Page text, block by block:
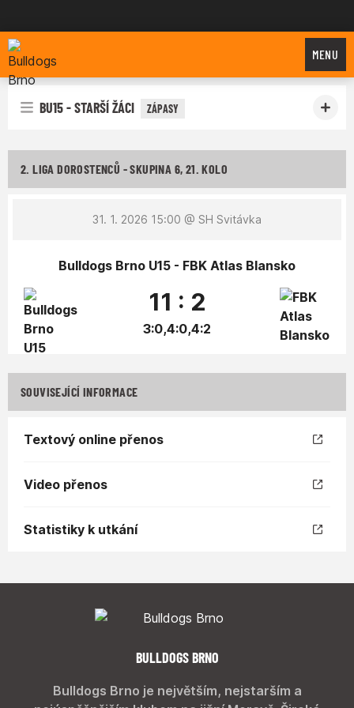
Bulldogs Brno
MENU
BU15 - STARŠÍ ŽÁCI ZÁPASY
2. LIGA DOROSTENCŮ - SKUPINA 6, 21. KOLO
31. 1. 2026 15:00 @ SH Svitávka
Bulldogs Brno U15 - FBK Atlas Blansko
11 : 2
3:0,4:0,4:2
SOUVISEJÍCÍ INFORMACE
Textový online přenos
Video přenos
Statistiky k utkání
BULLDOGS BRNO
Bulldogs Brno je největším, nejstarším a